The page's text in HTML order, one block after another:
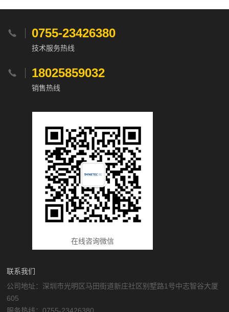
 0755-23426380
技术服务热线
 18025859032
销售热线
在线咨询微信
联系我们
公司地址：深圳市光明区马田街道新庄社区别墅路1号中志智谷大厦
605